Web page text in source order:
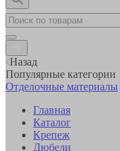
Назад
Популярные категории
Отделочные материалы
Главная
Каталог
Крепеж
Дюбели